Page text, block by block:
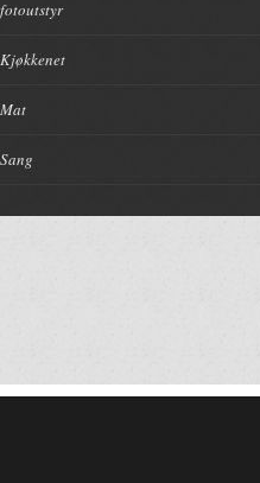
fotoutstyr
Kjøkkenet
Mat
Sang